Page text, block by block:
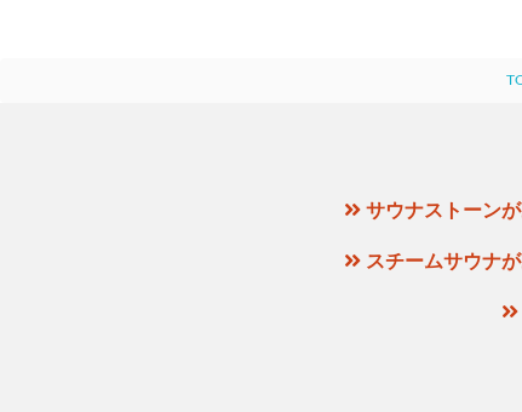
サウナストーン
スチームサウナ